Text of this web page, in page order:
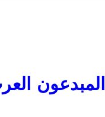
المبدعون